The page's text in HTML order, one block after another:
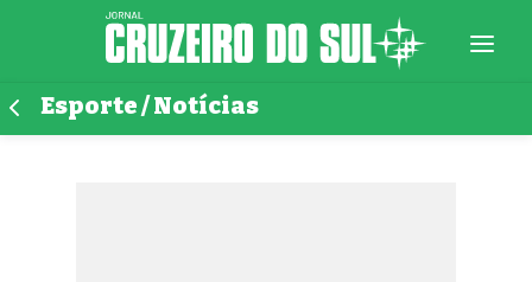
Esporte / Notícias